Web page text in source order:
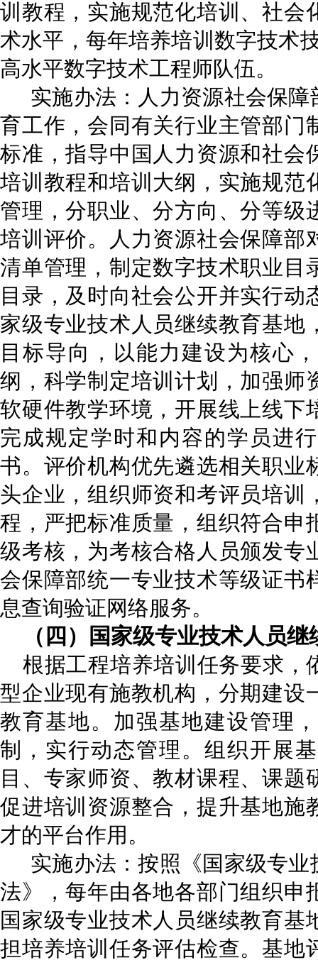
训教程，实施规范化培训、社会
术水平，每年培养培训数字技术
高水平数字技术工程师队伍。
实施办法：人力资源社会保
育工作，会同有关行业主管部门
标准，指导中国人力资源和社会
培训教程和培训大纲，实施规范
管理，分职业、分方向、分等级
培训评价。人力资源社会保障部
清单管理，制定数字技术职业目
目录，及时向社会公开并实行
家级专业技术人员继续教育基地
目标导向，以能力建设为核心
纲，科学制定培训计划，加强师
软硬件教学环境，开展线上线下
完成规定学时和内容的学员进
书。评价机构优先遴选相关职业
头企业，组织师资和考评员培训
程，严把标准质量，组织符合申
级考核，为考核合格人员颁发专
会保障部统一专业技术等级证书
息查询验证网络服务。
（四） 国家级专业技术人员
根据工程培养培训任务要求，
型企业现有施教机构，分期建设
教育基地。加强基地建设管理
制，实行动态管理。组织开展
目、专家师资、教材课程、课
促进培训资源整合，提升基地施
才的平台作用。
实施办法：按照《国家级专
法》，每年由各地各部门组织申
国家级专业技术人员继续教育基
担培养培训任务评估检查。基地